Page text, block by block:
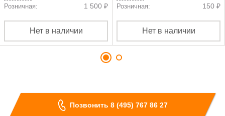
Розничная: 1 500 ₽
Нет в наличии
Розничная: 150 ₽
Нет в наличии
Позвонить 8 (495) 767 86 27